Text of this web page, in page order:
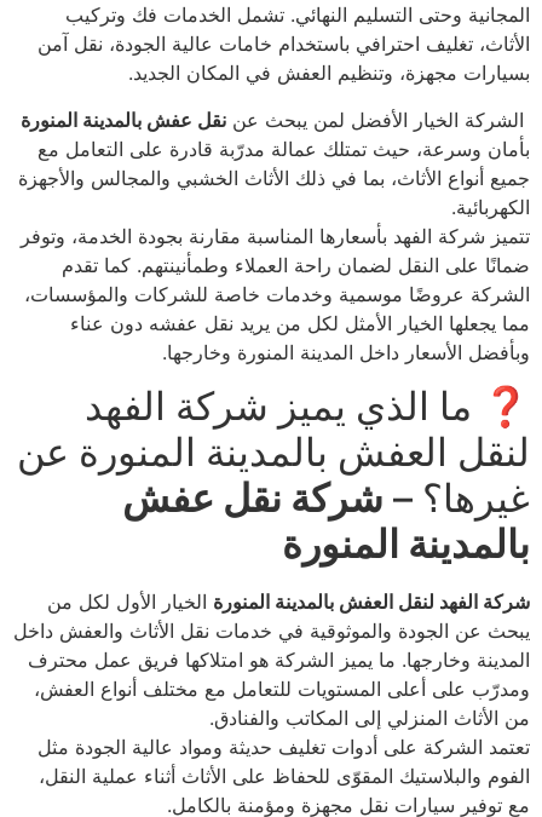
المجانية وحتى التسليم النهائي. تشمل الخدمات فك وتركيب
الأثاث، تغليف احترافي باستخدام خامات عالية الجودة، نقل آمن
بسيارات مجهزة، وتنظيم العفش في المكان الجديد.
الشركة الخيار الأفضل لمن يبحث عن نقل عفش بالمدينة المنورة
بأمان وسرعة، حيث تمتلك عمالة مدرّبة قادرة على التعامل مع
جميع أنواع الأثاث، بما في ذلك الأثاث الخشبي والمجالس والأجهزة
الكهربائية.
تتميز شركة الفهد بأسعارها المناسبة مقارنة بجودة الخدمة، وتوفر
ضمانًا على النقل لضمان راحة العملاء وطمأنينتهم. كما تقدم
الشركة عروضًا موسمية وخدمات خاصة للشركات والمؤسسات،
مما يجعلها الخيار الأمثل لكل من يريد نقل عفشه دون عناء
وبأفضل الأسعار داخل المدينة المنورة وخارجها.
❓ ما الذي يميز شركة الفهد
لنقل العفش بالمدينة المنورة عن
غيرها؟ – شركة نقل عفش
بالمدينة المنورة
شركة الفهد لنقل العفش بالمدينة المنورة الخيار الأول لكل من
يبحث عن الجودة والموثوقية في خدمات نقل الأثاث والعفش داخل
المدينة وخارجها. ما يميز الشركة هو امتلاكها فريق عمل محترف
ومدرّب على أعلى المستويات للتعامل مع مختلف أنواع العفش،
من الأثاث المنزلي إلى المكاتب والفنادق.
تعتمد الشركة على أدوات تغليف حديثة ومواد عالية الجودة مثل
الفوم والبلاستيك المقوّى للحفاظ على الأثاث أثناء عملية النقل،
مع توفير سيارات نقل مجهزة ومؤمنة بالكامل.